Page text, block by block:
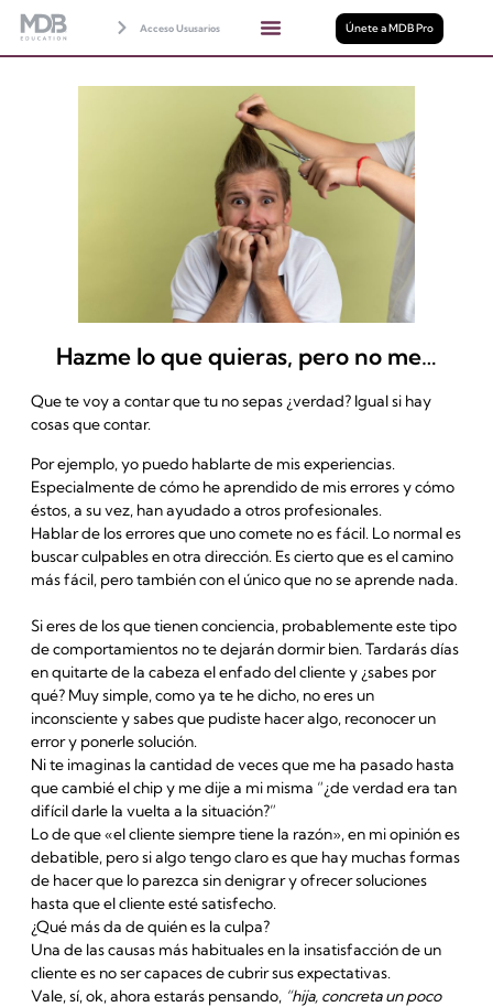
Acceso Ususarios Únete a MDB Pro
Hazme lo que quieras, pero no me…
Que te voy a contar que tu no sepas ¿verdad? Igual si hay
cosas que contar.
Por ejemplo, yo puedo hablarte de mis experiencias.
Especialmente de cómo he aprendido de mis errores y cómo
éstos, a su vez, han ayudado a otros profesionales.
Hablar de los errores que uno comete no es fácil. Lo normal es
buscar culpables en otra dirección. Es cierto que es el camino
más fácil, pero también con el único que no se aprende nada.
Si eres de los que tienen conciencia, probablemente este tipo
de comportamientos no te dejarán dormir bien. Tardarás días
en quitarte de la cabeza el enfado del cliente y ¿sabes por
qué? Muy simple, como ya te he dicho, no eres un
inconsciente y sabes que pudiste hacer algo, reconocer un
error y ponerle solución.
Ni te imaginas la cantidad de veces que me ha pasado hasta
que cambié el chip y me dije a mi misma “¿de verdad era tan
difícil darle la vuelta a la situación?”
Lo de que «el cliente siempre tiene la razón», en mi opinión es
debatible, pero si algo tengo claro es que hay muchas formas
de hacer que lo parezca sin denigrar y ofrecer soluciones
hasta que el cliente esté satisfecho.
¿Qué más da de quién es la culpa?
Una de las causas más habituales en la insatisfacción de un
cliente es no ser capaces de cubrir sus expectativas.
Vale, sí, ok, ahora estarás pensando, “hija, concreta un poco